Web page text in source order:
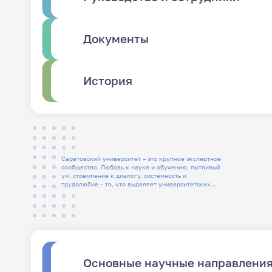
Документы
История
Саратовский университет – это крупное экспертное
сообщество. Любовь к науке и обучению, пытливый
ум, стремление к диалогу, системность и
трудолюбие – то, что выделяет университетских
Основные научные